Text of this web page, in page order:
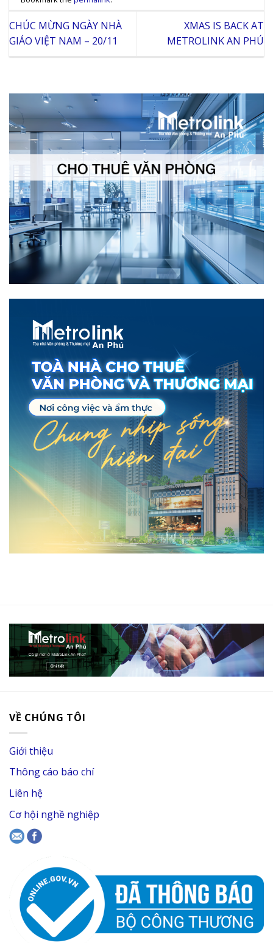
CHÚC MỪNG NGÀY NHÀ
GIÁO VIỆT NAM – 20/11
XMAS IS BACK AT
METROLINK AN PHÚ
VỀ CHÚNG TÔI
Giới thiệu
Thông cáo báo chí
Liên hệ
Cơ hội nghề nghiệp